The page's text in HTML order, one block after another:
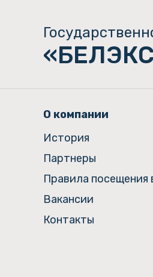
О компании
История
Партнеры
Правила посещения
Вакансии
Контакты